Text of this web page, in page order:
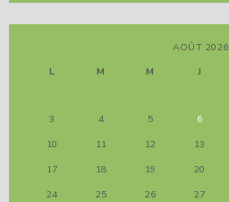
AOÛT 2026
L
M M J
3
4 5 6
10
11 12 13
17
18 19 20
24
25 26 27